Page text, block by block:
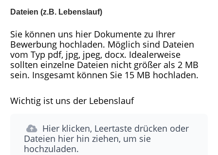
Dateien (z.B. Lebenslauf)
Sie können uns hier Dokumente zu Ihrer
Bewerbung hochladen. Möglich sind Dateien
vom Typ pdf, jpg, jpeg, docx. Idealerweise
sollten einzelne Dateien nicht größer als 2 MB
sein. Insgesamt können Sie 15 MB hochladen.
Wichtig ist uns der Lebenslauf
Hier klicken, Leertaste drücken oder
Dateien hier hin ziehen, um sie
hochzuladen.